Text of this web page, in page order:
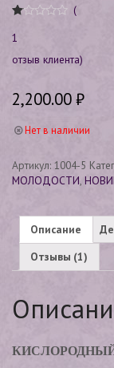
йт
нг
5
на
н
о
п
ро
ол
ат
(
1
отзыв клиента)
2,200.00₽
Нет в наличии
Артикул: 1004-5
МОЛОДОСТИ,
Описание
Отзывы (1)
КИСЛОРОДНЫЙ